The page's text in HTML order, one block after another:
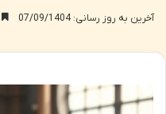
آخرین به روز رسانی: 07/09/1404